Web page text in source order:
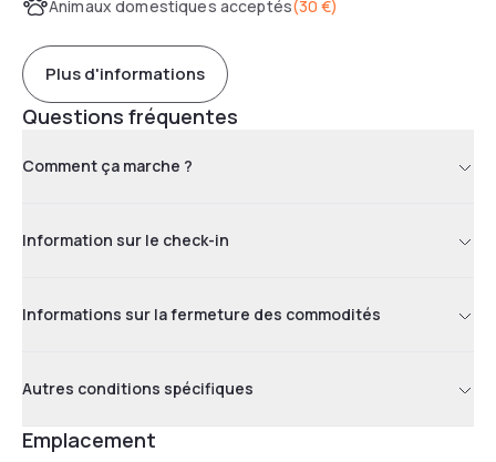
Animaux domestiques acceptés(30 €)
Plus d'informations
Questions fréquentes
Comment ça marche ?
Information sur le check-in
Informations sur la fermeture des commodités
Autres conditions spécifiques
Emplacement